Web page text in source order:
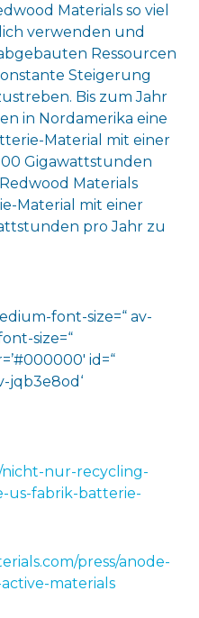
Materials so viel
verwenden und
Ressourcen
Steigerung
Bis zum Jahr
in Nordamerika eine
Material mit einer
Gigawattstunden
Materials
Material mit einer
pro Jahr zu
font-size=“ av-
size=“
id=“
jqb3e8od‘
nicht-nur-recycling-
us-fabrik-batterie-
press/anode-
materials